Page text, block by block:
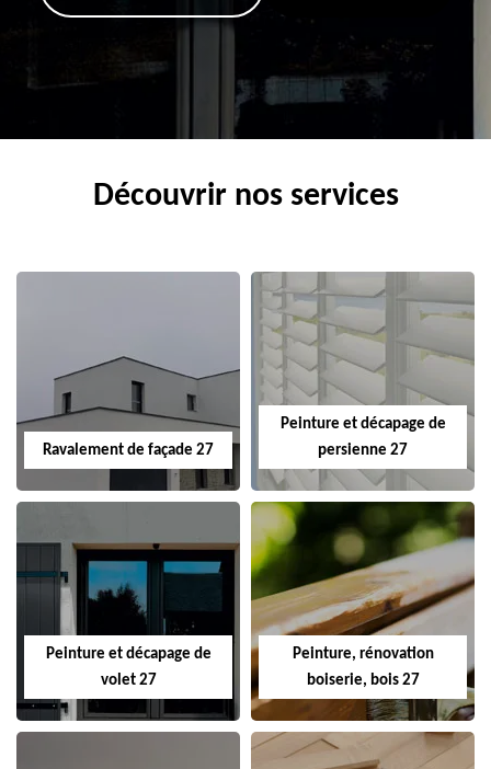
Découvrir nos services
Ravalement de façade 27
Peinture et décapage de
persienne 27
Peinture et décapage de
volet 27
Peinture, rénovation
boiserie, bois 27